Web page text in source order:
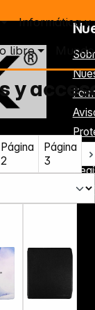
Informática y
libre
y
Página
2
Página
3